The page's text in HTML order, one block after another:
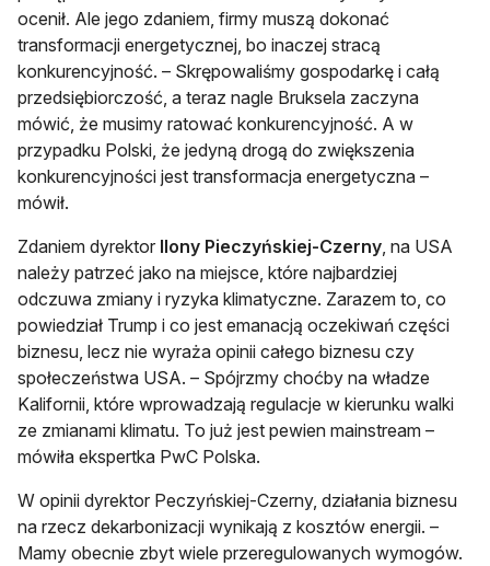
ocenił. Ale jego zdaniem, firmy muszą dokonać
transformacji energetycznej, bo inaczej stracą
konkurencyjność. – Skrępowaliśmy gospodarkę i całą
przedsiębiorczość, a teraz nagle Bruksela zaczyna
mówić, że musimy ratować konkurencyjność. A w
przypadku Polski, że jedyną drogą do zwiększenia
konkurencyjności jest transformacja energetyczna –
mówił.
Zdaniem dyrektor Ilony Pieczyńskiej-Czerny, na USA
należy patrzeć jako na miejsce, które najbardziej
odczuwa zmiany i ryzyka klimatyczne. Zarazem to, co
powiedział Trump i co jest emanacją oczekiwań części
biznesu, lecz nie wyraża opinii całego biznesu czy
społeczeństwa USA. – Spójrzmy choćby na władze
Kalifornii, które wprowadzają regulacje w kierunku walki
ze zmianami klimatu. To już jest pewien mainstream –
mówiła ekspertka PwC Polska.
W opinii dyrektor Peczyńskiej-Czerny, działania biznesu
na rzecz dekarbonizacji wynikają z kosztów energii. –
Mamy obecnie zbyt wiele przeregulowanych wymogów.